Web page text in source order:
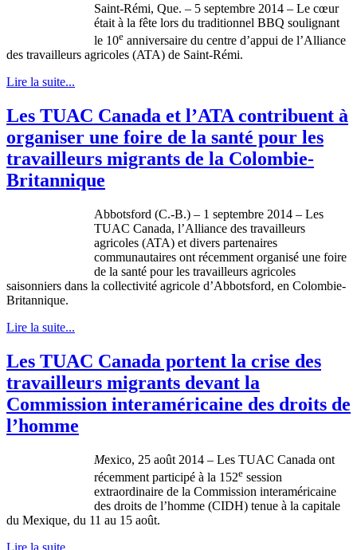
Saint-Rémi, Que. – 5 septembre 2014 – Le cœur
était à la fête lors du traditionnel BBQ soulignant
le 10e anniversaire du centre d’appui de l’Alliance
des travailleurs agricoles (ATA) de Saint-Rémi.
Lire la suite...
Les TUAC Canada et l’ATA contribuent à
organiser une foire de la santé pour les
travailleurs migrants de la Colombie-
Britannique
Abbotsford (C.-B.) – 1 septembre 2014 – Les
TUAC Canada, l’Alliance des travailleurs
agricoles (ATA) et divers partenaires
communautaires ont récemment organisé une foire
de la santé pour les travailleurs agricoles
saisonniers dans la collectivité agricole d’Abbotsford, en Colombie-
Britannique.
Lire la suite...
Les TUAC Canada portent la crise des
travailleurs migrants devant la
Commission interaméricaine des droits de
l’homme
Mexico, 25 août 2014 – Les TUAC Canada ont
récemment participé à la 152e session
extraordinaire de la Commission interaméricaine
des droits de l’homme (CIDH) tenue à la capitale
du Mexique, du 11 au 15 août.
Lire la suite...